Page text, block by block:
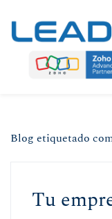
Blog etiquetado
Tu